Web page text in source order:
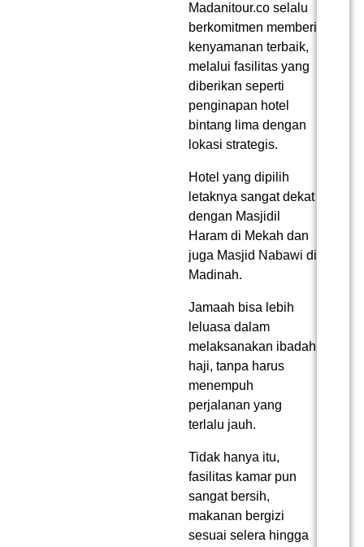
Madanitour.co selalu
berkomitmen memberi
kenyamanan terbaik,
melalui fasilitas yang
diberikan seperti
penginapan hotel
bintang lima dengan
lokasi strategis.
Hotel yang dipilih
letaknya sangat dekat
dengan Masjidil
Haram di Mekah dan
juga Masjid Nabawi di
Madinah.
Jamaah bisa lebih
leluasa dalam
melaksanakan ibadah
haji, tanpa harus
menempuh
perjalanan yang
terlalu jauh.
Tidak hanya itu,
fasilitas kamar pun
sangat bersih,
makanan bergizi
sesuai selera hingga